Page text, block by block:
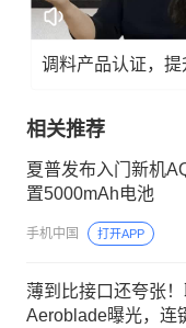
调料产品认证，
相关推荐
夏普发布入门新机
置5000mAh电池
手机中国 打开APP
薄到比接口还夸张
Aeroblade曝光，连